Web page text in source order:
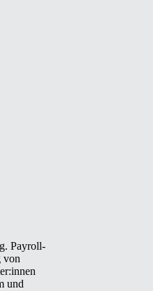
Payroll‑
von
und